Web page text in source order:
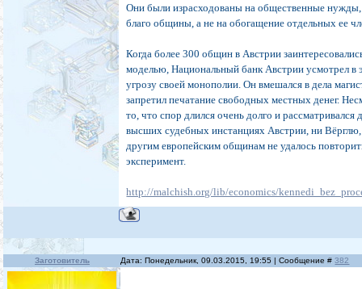
Они были израсходованы на общественные нужды,
благо общины, а не на обогащение отдельных ее
Когда более 300 общин в Австрии
моделью, Национальный банк Австрии усмотрел в
угрозу своей монополии. Он вмешался в дела
запретил печатание свободных местных денег.
то, что спор длился очень долго и рассматривался
высших судебных инстанциях Австрии, ни
другим европейским общинам не удалось
эксперимент.
http://malchish.org/lib/economics/
Заготовитель Дата: Понедельник, 09.03.2015, 19:55 | Сообщение #382